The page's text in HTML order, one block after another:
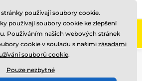
používají soubory cookie.
používají soubory cookie ke zlepšení
Používáním našich webových stránek
cookie v souladu s našimi zásadami
souborů cookie.
Pouze nezbytné